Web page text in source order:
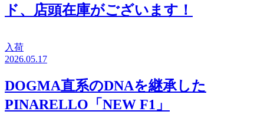
ド、店頭在庫がございます！
入荷
2026.05.17
DOGMA直系のDNAを継承した
PINARELLO「NEW F1」